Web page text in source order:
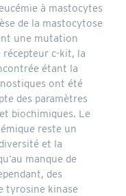
à mastocytes
de la mastocytose
une mutation
récepteur c-kit, la
étant la
ont été
des paramètres
biochimiques. Le
reste un
et la
manque de
des
tyrosine kinase